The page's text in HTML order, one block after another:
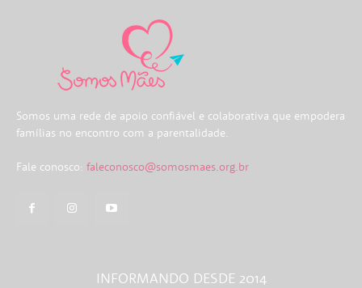
Somos uma rede de apoio confiável e colaborativa que empodera
famílias no encontro com a parentalidade.
Fale conosco: faleconosco@somosmaes.org.br
INFORMANDO DESDE 2014